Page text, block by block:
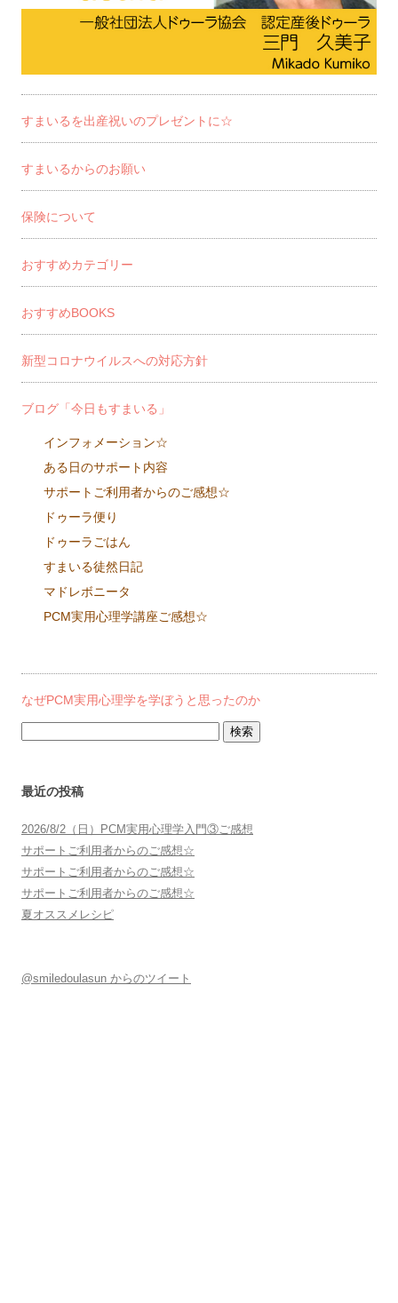
すまいるを出産祝いのプレゼントに☆
すまいるからのお願い
保険について
おすすめカテゴリー
おすすめBOOKS
新型コロナウイルスへの対応方針
ブログ「今日もすまいる」
インフォメーション☆
ある日のサポート内容
サポートご利用者からのご感想☆
ドゥーラ便り
ドゥーラごはん
すまいる徒然日記
マドレボニータ
PCM実用心理学講座ご感想☆
なぜPCM実用心理学を学ぼうと思ったのか
検
索:
最近の投稿
2026/8/2（日）PCM実用心理学入門③ご感想
サポートご利用者からのご感想☆
サポートご利用者からのご感想☆
サポートご利用者からのご感想☆
夏オススメレシピ
@smiledoulasun からのツイート